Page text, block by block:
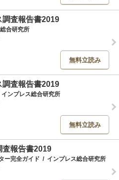
査報告書2019
合研究所
無料立読み
調査報告書2019
インプレス総合研究所
無料立読み
査報告書2019
ー完全ガイド / インプレス総合研究所